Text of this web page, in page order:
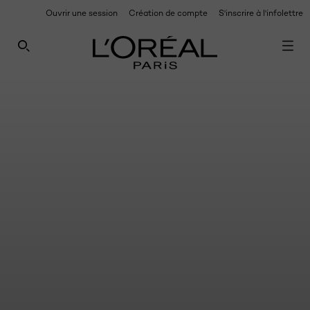
POUR DES MISES À JOUR EXCLUSIVES : INSCRIVEZ-
Ouvrir une session Création de compte S'inscrire à l'infolettre
RECHERCHE CE SITE